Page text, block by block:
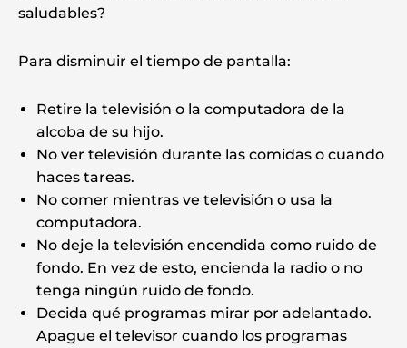
saludables?
Para disminuir el tiempo de pantalla:
Retire la televisión o la computadora de la
alcoba de su hijo.
No ver televisión durante las comidas o cuando
haces tareas.
No comer mientras ve televisión o usa la
computadora.
No deje la televisión encendida como ruido de
fondo. En vez de esto, encienda la radio o no
tenga ningún ruido de fondo.
Decida qué programas mirar por adelantado.
Apague el televisor cuando los programas